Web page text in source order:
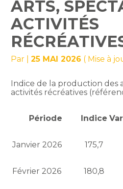
ARTS,
ACTIVITÉS
Par |25 MAI 2026 ( Mise à
Indice de la production des
activités récréatives
Période Indice
Janvier 2026 175,7
Février 2026 180,8